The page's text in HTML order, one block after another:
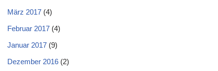
März 2017 (4)
Februar 2017 (4)
Januar 2017 (9)
Dezember 2016 (2)